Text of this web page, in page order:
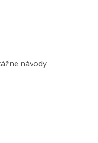
návody